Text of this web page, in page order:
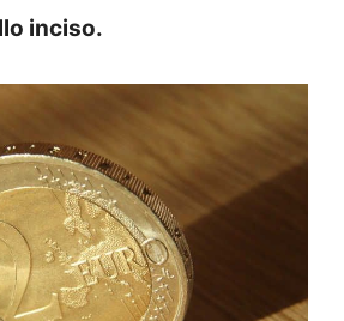
inciso.